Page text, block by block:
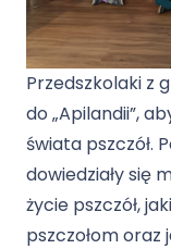
Przedszkolaki z
do „Apilandii”,
świata pszczół.
dowiedziały się
życie pszczół,
pszczołom